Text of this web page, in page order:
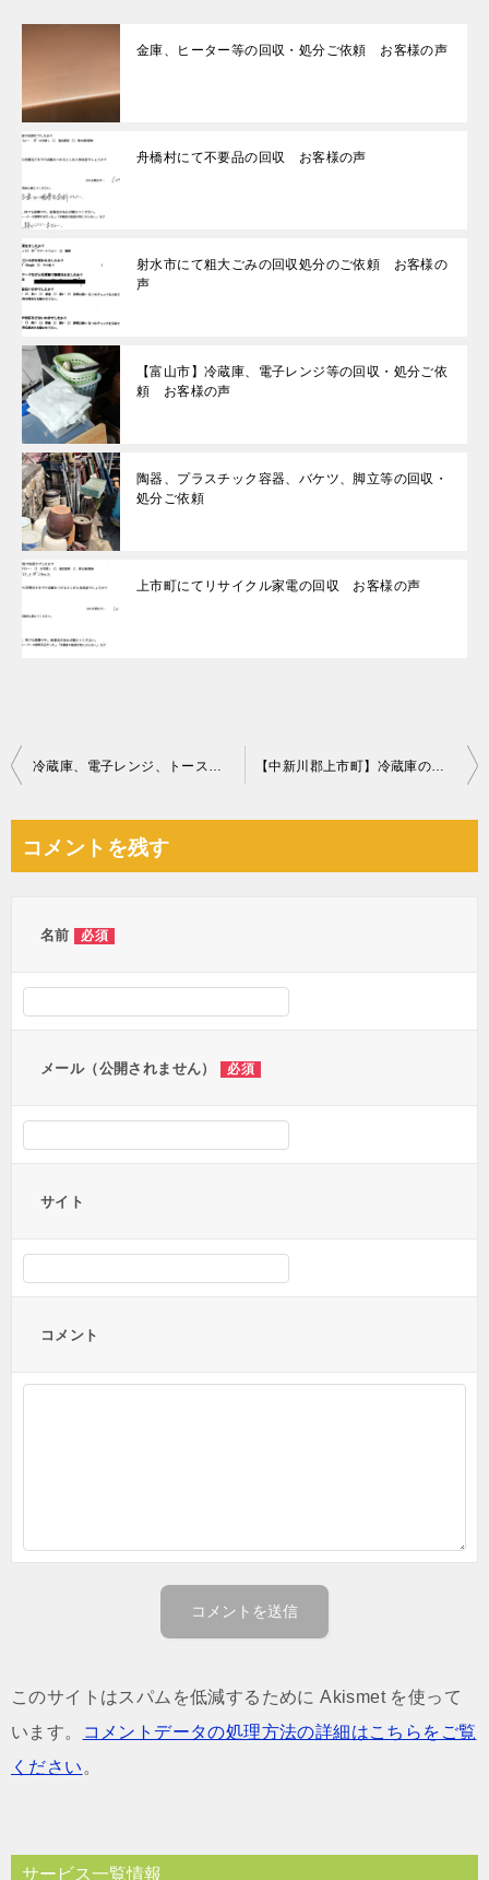
金庫、ヒーター等の回収・処分ご依頼 お客様の声
舟橋村にて不要品の回収 お客様の声
射水市にて粗大ごみの回収処分のご依頼 お客様の
声
【富山市】冷蔵庫、電子レンジ等の回収・処分ご依
頼 お客様の声
陶器、プラスチック容器、バケツ、脚立等の回収・
処分ご依頼
上市町にてリサイクル家電の回収 お客様の声
投
ビ
冷蔵庫、電子レンジ、トースター、ポールハンガー、自転車の回収 【中新川郡上市町】冷蔵庫の回収・処分ご依頼 お客様の声
コメントを残す
名前 必須
メール（公開されません） 必須
サイト
コメント
このサイトはスパムを低減するために Akismet を使って
います。
コメントデータの処理方法の詳細はこちらをご覧
ください 。
サービス一覧情報